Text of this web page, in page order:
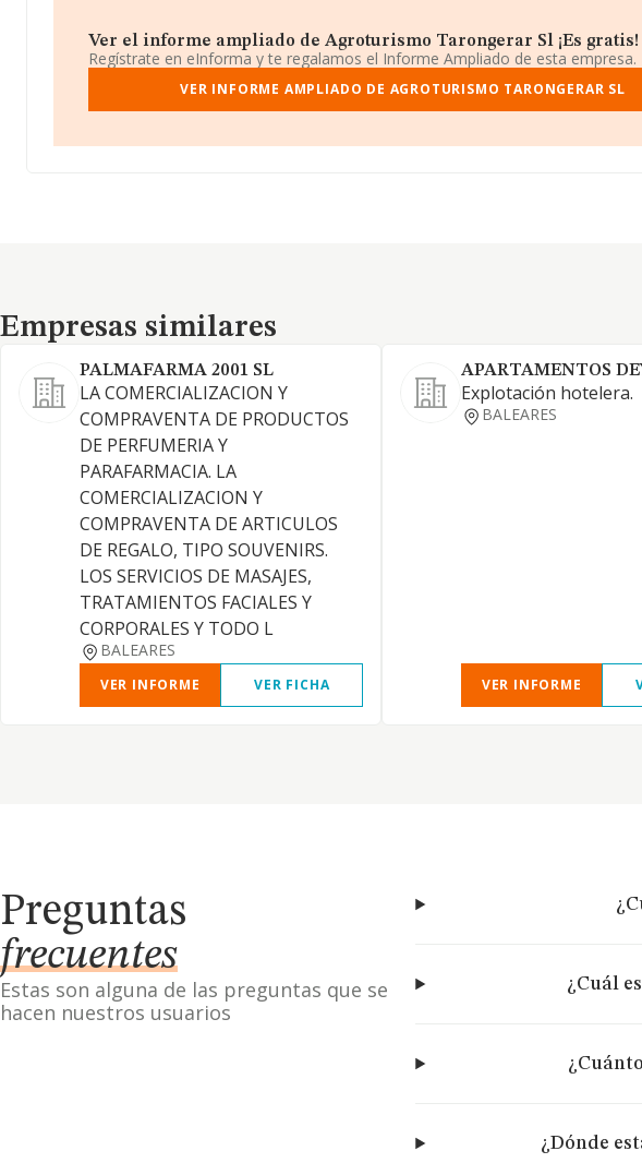
Ver el informe ampliado de Agroturismo Tarongerar Sl ¡Es gratis!
Regístrate en eInforma y te regalamos el Informe Ampliado de esta empresa.
VER INFORME AMPLIADO DE AGROTURISMO TARONGERAR SL
Empresas similares
Empresas similares
PALMAFARMA 2001 SL
LA COMERCIALIZACION Y
COMPRAVENTA DE PRODUCTOS
DE PERFUMERIA Y
PARAFARMACIA. LA
COMERCIALIZACION Y
COMPRAVENTA DE ARTICULOS
DE REGALO, TIPO SOUVENIRS.
LOS SERVICIOS DE MASAJES,
TRATAMIENTOS FACIALES Y
CORPORALES Y TODO L
BALEARES
VER INFORME VER FICHA
APARTAMENTOS
Explotación hotelera.
BALEARES
VER INFORME
Preguntas
frecuentes
Estas son alguna de las preguntas que se
hacen nuestros usuarios
¿Cuál
¿Dónde